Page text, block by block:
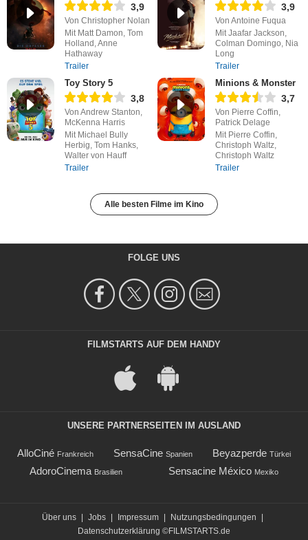
3,9
Von Christopher Nolan
Mit Matt Damon, Tom
Holland, Anne
Hathaway
Trailer
3,9
Von Antoine Fuqua
Mit Jaafar Jackson,
Colman Domingo, Nia
Long
Trailer
Toy Story 5
3,8
Von Andrew Stanton,
McKenna Harris
Mit Michael Bully
Herbig, Tom Hanks,
Walter von Hauff
Trailer
Minions & Monster
3,7
Von Pierre Coffin,
Patrick Delage
Mit Pierre Coffin,
Christoph Waltz,
Christoph Waltz
Trailer
Alle besten Filme im Kino
FOLGE UNS
FILMSTARTS AUF DEM HANDY
UNSERE PARTNERSEITEN IM AUSLAND
AlloCiné Frankreich SensaCine Spanien Beyazperde Türkei
AdoroCinema Brasilien Sensacine México Mexiko
Über uns | Jobs | Impressum | Nutzungsbedingungen
|
Datenschutzerklärung ©FILMSTARTS.de